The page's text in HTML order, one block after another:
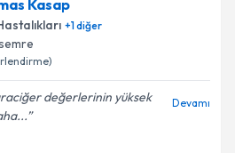
randevu almanız için bir
e-posta ile bilgilendireceğiz.
Kasap
+1diğer
değerlerinin yüksek
Devamı